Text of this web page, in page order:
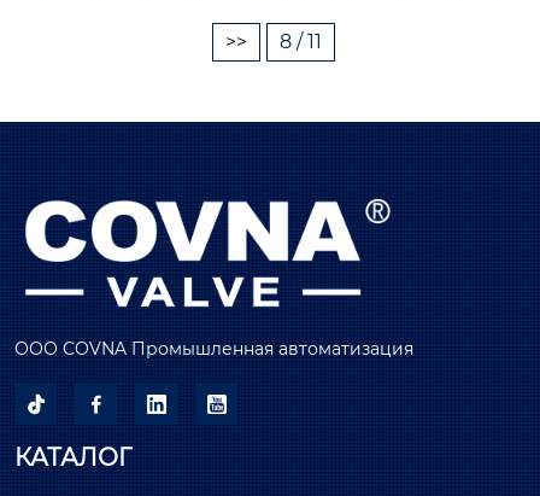
т, являющийся веду
щим игроком в эне
нтов. Это знаменате
льное событие для
>> 8 / 11
ООО COVNA Промышленная автоматизация
   
КАТАЛОГ